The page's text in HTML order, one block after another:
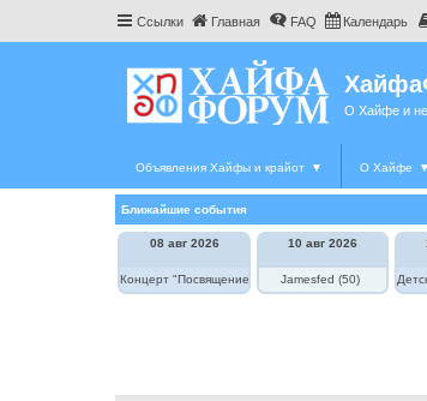
Ссылки Главная FAQ Календарь
О Хайфе и не
Объявления Хайфы и крайот ▼ О Хайфе ▼
Ближайшие события
08 авг 2026
Концерт "Посвящение Элле Фицджеральд"
10 авг 2026
Jamesfed (50)